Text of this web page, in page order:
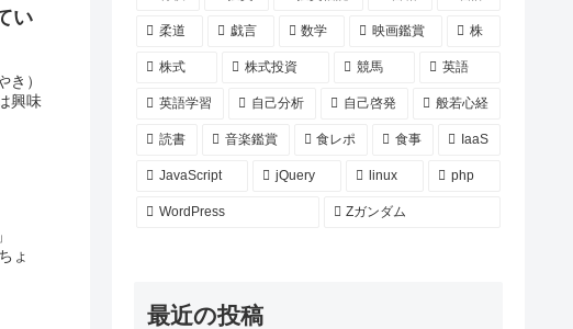
い
）
興味
ょ
柔道 戯言 数学 映画鑑賞 株
株式 株式投資 競馬 英語
英語学習 自己分析 自己啓発 般若心経
読書 音楽鑑賞 食レポ 食事 IaaS
JavaScript jQuery linux php
WordPress Zガンダム
最近の投稿